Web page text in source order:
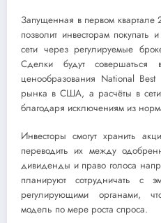
Запущенная в первом квартале
позволит инвесторам
сети через регулируемые
Сделки будут совершаться
ценообразования National
рынка в США, а расчёты в сети
благодаря исключениям из
Инвесторы смогут хранить
переводить их между
дивиденды и право голоса
планируют сотрудничать с
регулирующими органами,
модель по мере роста спроса.